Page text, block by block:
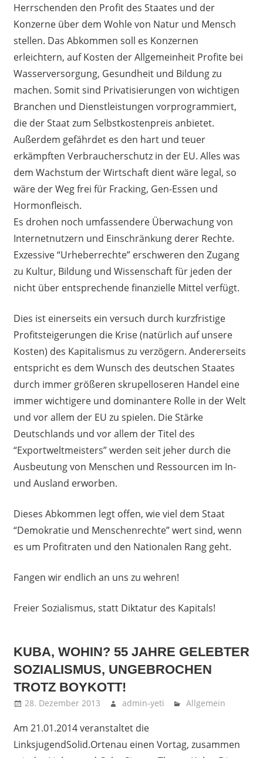
Herrschenden den Profit des Staates und der
Konzerne über dem Wohle von Natur und Mensch
stellen. Das Abkommen soll es Konzernen
erleichtern, auf Kosten der Allgemeinheit Profite bei
Wasserversorgung, Gesundheit und Bildung zu
machen. Somit sind Privatisierungen von wichtigen
Branchen und Dienstleistungen vorprogrammiert,
die der Staat zum Selbstkostenpreis anbietet.
Außerdem gefährdet es den hart und teuer
erkämpften Verbraucherschutz in der EU. Alles was
dem Wachstum der Wirtschaft dient wäre legal, so
wäre der Weg frei für Fracking, Gen-Essen und
Hormonfleisch.
Es drohen noch umfassendere Überwachung von
Internetnutzern und Einschränkung derer Rechte.
Exzessive “Urheberrechte” erschweren den Zugang
zu Kultur, Bildung und Wissenschaft für jeden der
nicht über entsprechende finanzielle Mittel verfügt.
Dies ist einerseits ein versuch durch kurzfristige
Profitsteigerungen die Krise (natürlich auf unsere
Kosten) des Kapitalismus zu verzögern. Andererseits
entspricht es dem Wunsch des deutschen Staates
durch immer größeren skrupelloseren Handel eine
immer wichtigere und dominantere Rolle in der Welt
und vor allem der EU zu spielen. Die Stärke
Deutschlands und vor allem der Titel des
“Exportweltmeisters” werden seit jeher durch die
Ausbeutung von Menschen und Ressourcen im In-
und Ausland erworben.
Dieses Abkommen legt offen, wie viel dem Staat
“Demokratie und Menschenrechte” wert sind, wenn
es um Profitraten und den Nationalen Rang geht.
Fangen wir endlich an uns zu wehren!
Freier Sozialismus, statt Diktatur des Kapitals!
KUBA, WOHIN? 55 JAHRE GELEBTER
SOZIALISMUS, UNGEBROCHEN
TROTZ BOYKOTT!
28. Dezember 2013 admin-yeti Allgemein
Am 21.01.2014 veranstaltet die
LinksjugendSolid.Ortenau einen Vortag, zusammen